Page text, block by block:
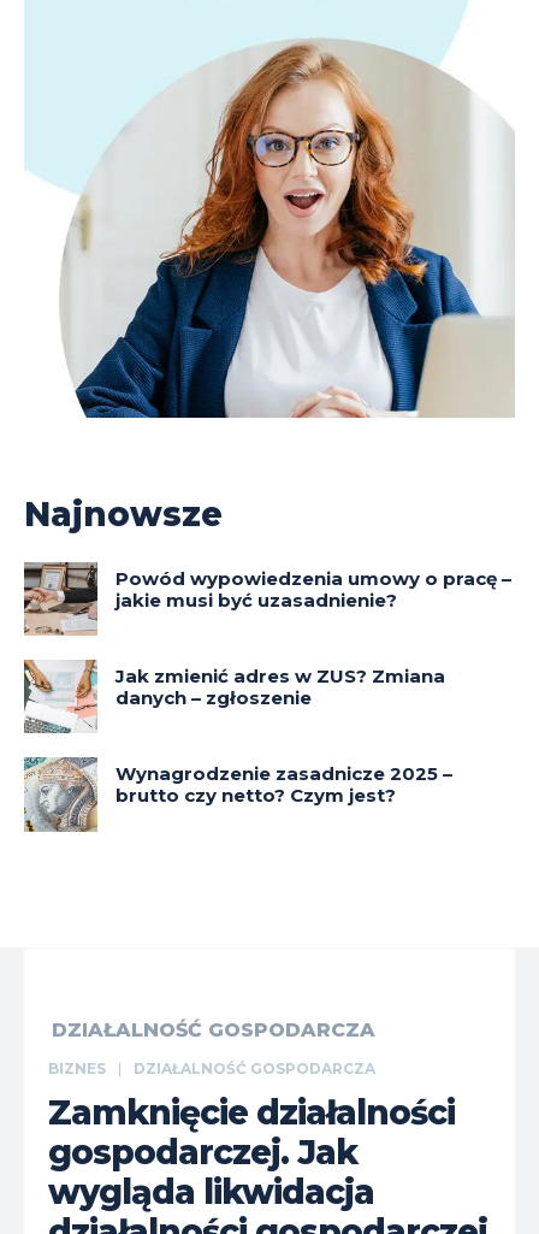
Najnowsze
Powód wypowiedzenia umowy o pracę –
jakie musi być uzasadnienie?
Jak zmienić adres w ZUS? Zmiana
danych – zgłoszenie
Wynagrodzenie zasadnicze 2025 –
brutto czy netto? Czym jest?